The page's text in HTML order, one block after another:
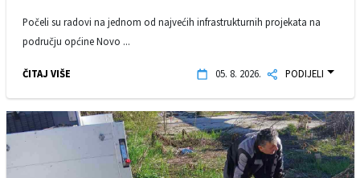
Počeli su radovi na jednom od najvećih infrastrukturnih projekata na
području općine Novo ...
ČITAJ VIŠE 05. 8. 2026. PODIJELI